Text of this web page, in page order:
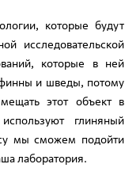
которые будут
исследовательской
которые в ней
и шведы, потому
этот объект в
глиняный
мы сможем подойти
лаборатория.